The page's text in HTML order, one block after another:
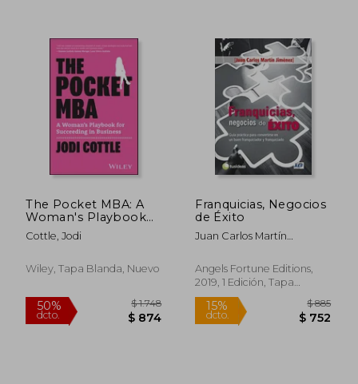
50%
dcto.
50%
dcto.
The Pocket MBA: A
Woman's Playbook
for Succeeding in
Business (en Inglés)
Cottle, Jodi
Wiley, Tapa Blanda, Nuevo
Franquicias, Negocios
de Éxito
Juan Carlos Martín
Angels Fortune Editions,
2019, 1 Edición, Tapa
Blanda, Nuevo